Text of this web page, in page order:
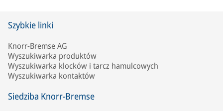
Szybkie linki
Knorr-Bremse AG
Wyszukiwarka produktów
Wyszukiwarka klocków i tarcz hamulcowych
Wyszukiwarka kontaktów
Siedziba Knorr-Bremse